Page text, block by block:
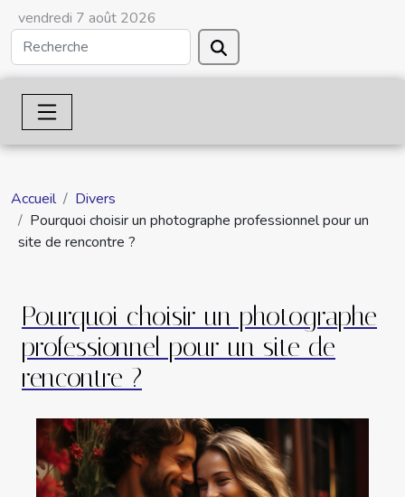
vendredi 7 août 2026
Accueil
Divers
Pourquoi choisir un photographe professionnel pour un
site de rencontre ?
Pourquoi choisir un photographe
professionnel pour un site de
rencontre ?